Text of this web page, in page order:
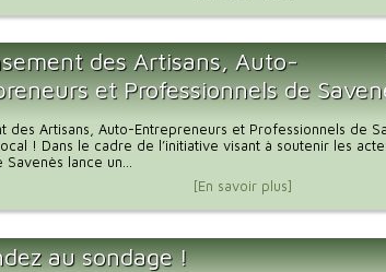
des Artisans, Auto-
et Professionnels de
des Artisans, Auto-Entrepreneurs et Professionnels de
! Dans le cadre de l’initiative visant à soutenir les
Savenès lance un...
[En savoir plus]
au sondage !